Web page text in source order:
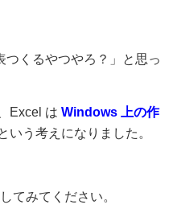
くるやつやろ？」と思っ
Excel は Windows 上の作
いう考えになりました。
てみてください。